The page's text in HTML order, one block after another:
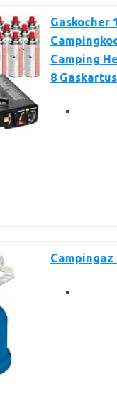
Gaskocher
Camping
8
Campingaz